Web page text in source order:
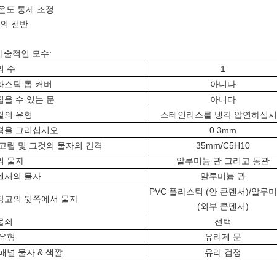
도 통제 조정
선반
술적인 모수:
수
1
스틱 톱 커버
아니다
을 수 있는 문
아니다
의 유형
스테인리스를 냉각 압연하십
을 그리십시오
0.3mm
립 및 그것의 물자의 간격
35mm/C5H10
물자
알루미늄 관 그리고 동관
서의 물자
알루미늄 관
고의 뒷쪽에서 물자
PVC 플라스틱 (안 콘덴서)/알루
(외부 콘덴서)
쇠
선택
형
유리제 문
널 물자 & 색깔
유리 검정